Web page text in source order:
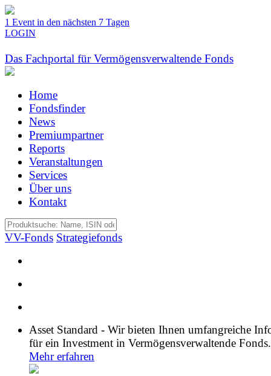
1 Event in den nächsten 7 Tagen
LOGIN
Das Fachportal für Vermögensverwaltende Fonds
Home
Fondsfinder
News
Premiumpartner
Reports
Veranstaltungen
Services
Über uns
Kontakt
VV-Fonds Strategiefonds
Asset Standard - Wir bieten Ihnen umfangreiche
für ein Investment in Vermögensverwaltende Fonds.
Mehr erfahren